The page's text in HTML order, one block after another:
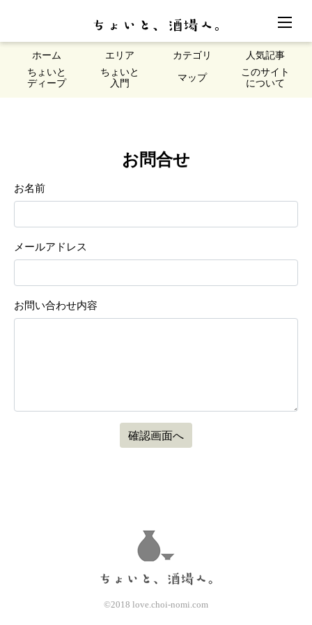
ホーム エリア カテゴリ
人気記事
ちょいと
ディープ
ちょいと
入門
マップ
このサイト
について
お問合せ
お名前
メールアドレス
お問い合わせ内容
©2018 love.choi-nomi.com